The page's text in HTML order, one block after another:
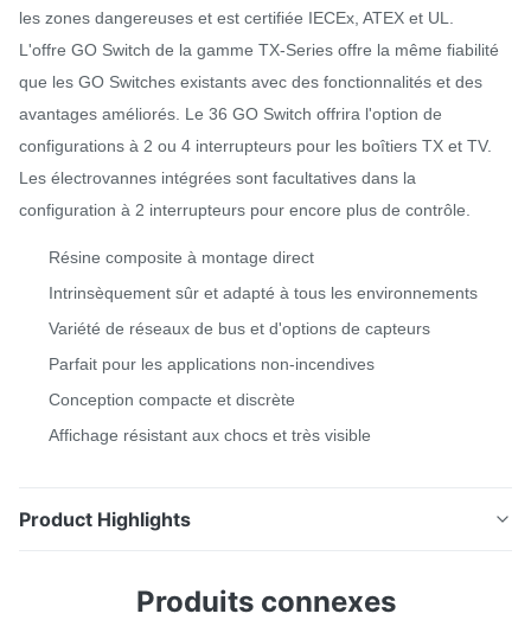
les zones dangereuses et est certifiée IECEx, ATEX et UL.
L'offre GO Switch de la gamme TX-Series offre la même fiabilité
que les GO Switches existants avec des fonctionnalités et des
avantages améliorés. Le 36 GO Switch offrira l'option de
configurations à 2 ou 4 interrupteurs pour les boîtiers TX et TV.
Les électrovannes intégrées sont facultatives dans la
configuration à 2 interrupteurs pour encore plus de contrôle.
Résine composite à montage direct
Intrinsèquement sûr et adapté à tous les environnements
Variété de réseaux de bus et d'options de capteurs
Parfait pour les applications non-incendives
Conception compacte et discrète
Affichage résistant aux chocs et très visible
Product Highlights
TXS TopWorx™ offre une valeur exceptionnelle en
Produits connexes